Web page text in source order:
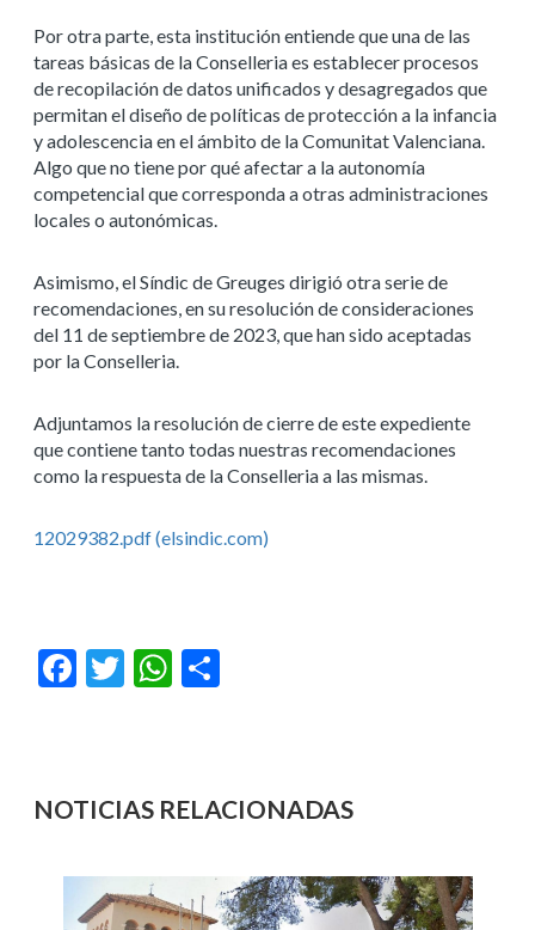
Por otra parte, esta institución entiende que una de las
tareas básicas de la Conselleria es establecer procesos
de recopilación de datos unificados y desagregados que
permitan el diseño de políticas de protección a la infancia
y adolescencia en el ámbito de la Comunitat Valenciana.
Algo que no tiene por qué afectar a la autonomía
competencial que corresponda a otras administraciones
locales o autonómicas.
Asimismo, el Síndic de Greuges dirigió otra serie de
recomendaciones, en su resolución de consideraciones
del 11 de septiembre de 2023, que han sido aceptadas
por la Conselleria.
Adjuntamos la resolución de cierre de este expediente
que contiene tanto todas nuestras recomendaciones
como la respuesta de la Conselleria a las mismas.
12029382.pdf (elsindic.com)
Facebook
Twitter WhatsApp
NOTICIAS RELACIONADAS